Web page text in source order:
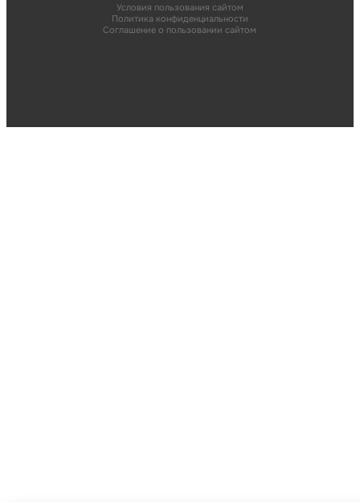
Условия пользования сайтом
Политика конфиденциальности
Соглашение о пользовании сайтом